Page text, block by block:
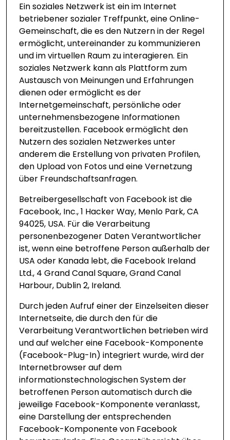
Ein soziales Netzwerk ist ein im Internet
betriebener sozialer Treffpunkt, eine Online-
Gemeinschaft, die es den Nutzern in der Regel
ermöglicht, untereinander zu kommunizieren
und im virtuellen Raum zu interagieren. Ein
soziales Netzwerk kann als Plattform zum
Austausch von Meinungen und Erfahrungen
dienen oder ermöglicht es der
Internetgemeinschaft, persönliche oder
unternehmensbezogene Informationen
bereitzustellen. Facebook ermöglicht den
Nutzern des sozialen Netzwerkes unter
anderem die Erstellung von privaten Profilen,
den Upload von Fotos und eine Vernetzung
über Freundschaftsanfragen.
Betreibergesellschaft von Facebook ist die
Facebook, Inc., 1 Hacker Way, Menlo Park, CA
94025, USA. Für die Verarbeitung
personenbezogener Daten Verantwortlicher
ist, wenn eine betroffene Person außerhalb der
USA oder Kanada lebt, die Facebook Ireland
Ltd., 4 Grand Canal Square, Grand Canal
Harbour, Dublin 2, Ireland.
Durch jeden Aufruf einer der Einzelseiten dieser
Internetseite, die durch den für die
Verarbeitung Verantwortlichen betrieben wird
und auf welcher eine Facebook-Komponente
(Facebook-Plug-In) integriert wurde, wird der
Internetbrowser auf dem
informationstechnologischen System der
betroffenen Person automatisch durch die
jeweilige Facebook-Komponente veranlasst,
eine Darstellung der entsprechenden
Facebook-Komponente von Facebook